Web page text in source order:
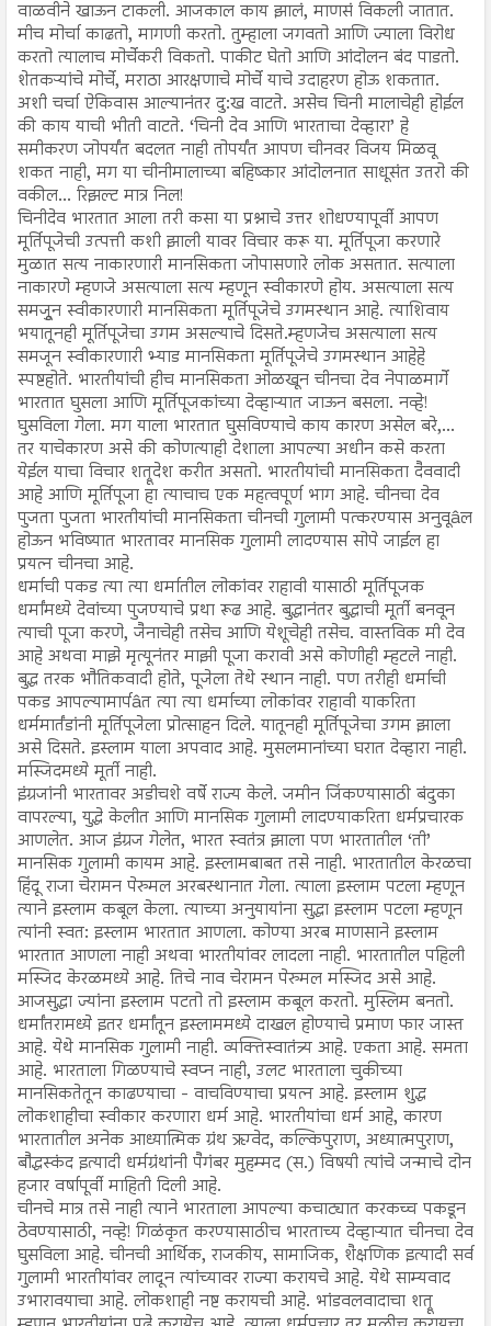
वाळवीने खाऊन टाकली. आजकाल काय झालं, माणसं विकली जातात.
मीच मोर्चा काढतो, मागणी करतो. तुम्हाला जगवतो आणि ज्याला विरोध
करतो त्यालाच मोर्चेकरी विकतो. पाकीट घेतो आणि आंदोलन बंद पाडतो.
शेतकऱ्यांचे मोर्चे, मराठा आरक्षणाचे मोर्चे याचे उदाहरण होऊ शकतात.
अशी चर्चा ऐकिवास आल्यानंतर दु:ख वाटते. असेच चिनी मालाचेही होईल
की काय याची भीती वाटते. ‘चिनी देव आणि भारताचा देव्हारा’ हे
समीकरण जोपर्यंत बदलत नाही तोपर्यंत आपण चीनवर विजय मिळवू
शकत नाही, मग या चीनीमालाच्या बहिष्कार आंदोलनात साधूसंत उतरो की
वकील... रिझल्ट मात्र निल!
चिनीदेव भारतात आला तरी कसा या प्रश्नाचे उत्तर शोधण्यापूर्वी आपण
मूर्तिपूजेची उत्पत्ती कशी झाली यावर विचार करू या. मूर्तिपूजा करणारे
मुळात सत्य नाकारणारी मानसिकता जोपासणारे लोक असतात. सत्याला
नाकारणे म्हणजे असत्याला सत्य म्हणून स्वीकारणे होय. असत्याला सत्य
समजूुन स्वीकारणारी मानसिकता मूर्तिपूजेचे उगमस्थान आहे. त्याशिवाय
भयातूनही मूर्तिपूजेचा उगम असल्याचे दिसते.म्हणजेच असत्याला सत्य
समजून स्वीकारणारी भ्याड मानसिकता मूर्तिपूजेचे उगमस्थान आहेहे
स्पष्टहोते. भारतीयांची हीच मानसिकता ओळखून चीनचा देव नेपाळमार्गे
भारतात घुसला आणि मूर्तिपूजकांच्या देव्हाऱ्यात जाऊन बसला. नव्हे!
घुसविला गेला. मग याला भारतात घुसविण्याचे काय कारण असेल बरे,...
तर याचेकारण असे की कोणत्याही देशाला आपल्या अधीन कसे करता
येईल याचा विचार शत्रूदेश करीत असतो. भारतीयांची मानसिकता दैववादी
आहे आणि मूर्तिपूजा हा त्याचाच एक महत्वपूर्ण भाग आहे. चीनचा देव
पुजता पुजता भारतीयांची मानसिकता चीनची गुलामी पत्करण्यास अनुवूâल
होऊन भविष्यात भारतावर मानसिक गुलामी लादण्यास सोपे जाईल हा
प्रयत्न चीनचा आहे.
धर्माची पकड त्या त्या धर्मातील लोकांवर राहावी यासाठी मूर्तिपूजक
धर्मांमध्ये देवांच्या पुजण्याचे प्रथा रूढ आहे. बुद्धानंतर बुद्धाची मूर्ती बनवून
त्याची पूजा करणे, जैनाचेही तसेच आणि येशूचेही तसेच. वास्तविक मी देव
आहे अथवा माझे मृत्यूनंतर माझी पूजा करावी असे कोणीही म्हटले नाही.
बुद्ध तरक भौतिकवादी होते, पूजेला तेथे स्थान नाही. पण तरीही धर्माची
पकड आपल्यामार्पâत त्या त्या धर्माच्या लोकांवर राहावी याकरिता
धर्ममार्तंडांनी मूर्तिपूजेला प्रोत्साहन दिले. यातूनही मूर्तिपूजेचा उगम झाला
असे दिसते. इस्लाम याला अपवाद आहे. मुसलमानांच्या घरात देव्हारा नाही.
मस्जिदमध्ये मूर्ती नाही.
इंग्रजांनी भारतावर अडीचशे वर्षे राज्य केले. जमीन जिंकण्यासाठी बंदुका
वापरल्या, युद्धे केलीत आणि मानसिक गुलामी लादण्याकरिता धर्मप्रचारक
आणलेत. आज इंग्रज गेलेत, भारत स्वतंत्र झाला पण भारतातील ‘ती’
मानसिक गुलामी कायम आहे. इस्लामबाबत तसे नाही. भारतातील केरळचा
हिंदू राजा चेरामन पेरुमल अरबस्थानात गेला. त्याला इस्लाम पटला म्हणून
त्याने इस्लाम कबूल केला. त्याच्या अनुयायांना सुद्धा इस्लाम पटला म्हणून
त्यांनी स्वत: इस्लाम भारतात आणला. कोण्या अरब माणसाने इस्लाम
भारतात आणला नाही अथवा भारतीयांवर लादला नाही. भारतातील पहिली
मस्जिद केरळमध्ये आहे. तिचे नाव चेरामन पेरुमल मस्जिद असे आहे.
आजसुद्धा ज्यांना इस्लाम पटतो तो इस्लाम कबूल करतो. मुस्लिम बनतो.
धर्मांतरामध्ये इतर धर्मांतून इस्लाममध्ये दाखल होण्याचे प्रमाण फार जास्त
आहे. येथे मानसिक गुलामी नाही. व्यक्तिस्वातंत्र्य आहे. एकता आहे. समता
आहे. भारताला गिळण्याचे स्वप्न नाही, उलट भारताला चुकीच्या
मानसिकतेतून काढण्याचा - वाचविण्याचा प्रयत्न आहे. इस्लाम शुद्ध
लोकशाहीचा स्वीकार करणारा धर्म आहे. भारतीयांचा धर्म आहे, कारण
भारतातील अनेक आध्यात्मिक ग्रंथ ऋग्वेद, कल्किपुराण, अध्यात्मपुराण,
बौद्धस्कंद इत्यादी धर्मग्रंथांनी पैगंबर मुहम्मद (स.) विषयी त्यांचे जन्माचे दोन
हजार वर्षापूर्वी माहिती दिली आहे.
चीनचे मात्र तसे नाही त्याने भारताला आपल्या कचाट्यात करकच्च पकडून
ठेवण्यासाठी, नव्हे! गिळंकृत करण्यासाठीच भारताच्य देव्हाऱ्यात चीनचा देव
घुसविला आहे. चीनची आर्थिक, राजकीय, सामाजिक, शैक्षणिक इत्यादी सर्व
गुलामी भारतीयांवर लादून त्यांच्यावर राज्या करायचे आहे. येथे साम्यवाद
उभारावयाचा आहे. लोकशाही नष्ट करायची आहे. भांडवलवादाचा शत्रू